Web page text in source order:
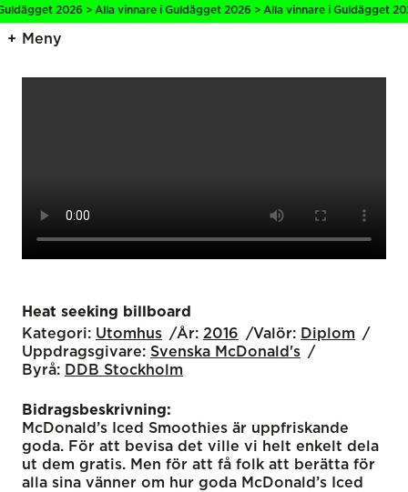
2026 > Alla vinnare i Guldägget 2026 > Alla vinnare i Guldägget
Meny
Heat seeking billboard
Kategori: Utomhus År: 2016 Valör: Diplom
Uppdragsgivare: Svenska McDonald's
Byrå: DDB Stockholm
Bidragsbeskrivning:
McDonald’s Iced Smoothies är uppfriskande
goda. För att bevisa det ville vi helt enkelt dela
ut dem gratis. Men för att få folk att berätta för
alla sina vänner om hur goda McDonald’s Iced